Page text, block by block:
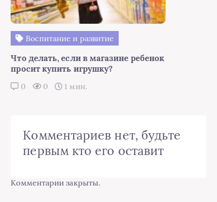
Воспитание и развитие
Что делать, если в магазине ребенок
просит купить игрушку?
0 0 1 мин.
Комментариев нет, будьте
первым кто его оставит
Комментарии закрыты.